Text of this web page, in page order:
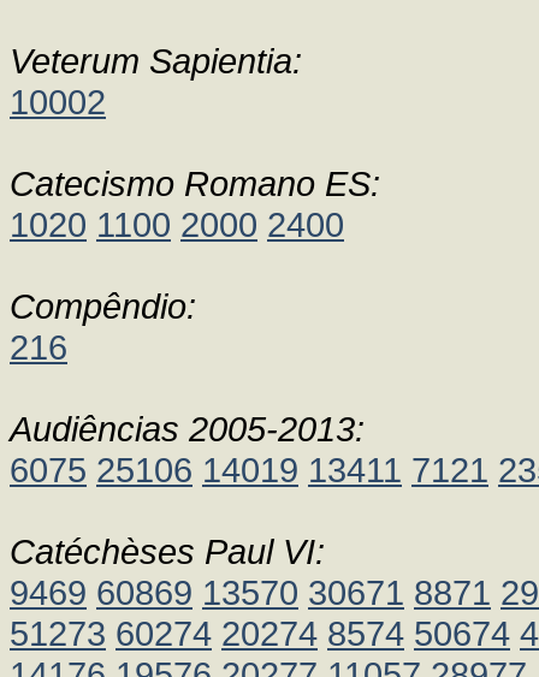
Veterum Sapientia:
10002
Catecismo Romano ES:
1020 1100 2000 2400
Compêndio:
216
Audiências 2005-2013:
6075 25106 14019 13411 7121
Catéchèses Paul VI:
9469 60869 13570 30671 8871
51273 60274 20274 8574 50674